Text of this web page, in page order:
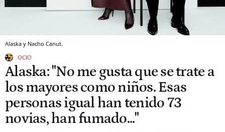
Alaska y Nacho Canut.
OCIO
Alaska: "No me gusta que se trate a
los mayores como niños. Esas
personas igual han tenido 73
novias, han fumado..."